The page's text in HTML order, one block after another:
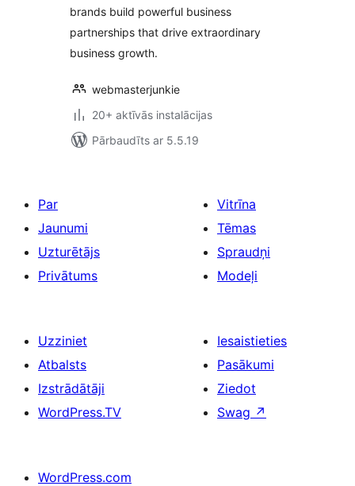
brands build powerful business
partnerships that drive extraordinary
business growth.
webmasterjunkie
20+ aktīvās instalācijas
Pārbaudīts ar 5.5.19
Par
Jaunumi
Uzturētājs
Privātums
Vitrīna
Tēmas
Spraudņi
Modeļi
Uzziniet
Atbalsts
Izstrādātāji
WordPress.TV
Iesaistieties
Pasākumi
Ziedot
Swag ↗
WordPress.com